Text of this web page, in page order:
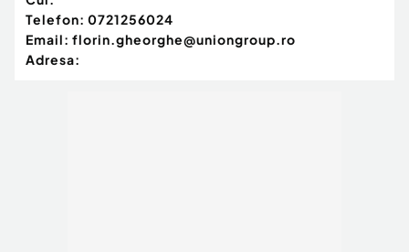
Telefon: 0721256024
Email: florin.gheorghe@uniongroup.ro
Adresa: